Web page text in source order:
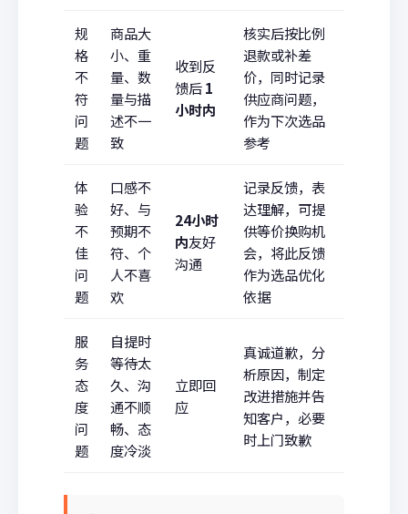
规
格
不
符
问
题
商品大
小、重
量、数
量与描
述不一
致
收到反
馈后1
小时内
核实后按比例
退款或补差
价，同时记录
供应商问题，
作为下次选品
参考
体
验
不
佳
问
题
口感不
好、与
预期不
符、个
人不喜
欢
24小时
内友好
沟通
记录反馈，表
达理解，可提
供等价换购机
会，将此反馈
作为选品优化
依据
服
务
态
度
问
题
自提时
等待太
久、沟
通不顺
畅、态
度冷淡
立即回
应
真诚道歉，分
析原因，制定
改进措施并告
知客户，必要
时上门致歉